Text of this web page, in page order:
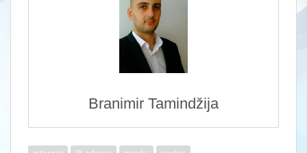
Branimir Tamindžija